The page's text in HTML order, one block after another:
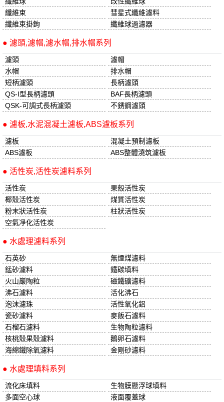
纖維束
彗星式纖維濾料
纖維束掛鉤
纖維球過濾器
● 濾頭,濾帽,濾水帽,排水帽系列
濾頭
濾帽
水帽
排水帽
短柄濾頭
長柄濾頭
QS-I型長柄濾頭
BAF長柄濾頭
QSK-可調式長柄濾頭
不銹鋼濾頭
● 濾板,水泥混凝土濾板,ABS濾板系列
濾板
混凝土預制濾板
ABS濾板
ABS整體澆筑濾板
● 活性炭,活性炭濾料系列
活性炭
果殼活性炭
椰殼活性炭
煤質活性炭
粉末狀活性炭
柱狀活性炭
空氣凈化活性炭
● 水處理濾料系列
石英砂
無煙煤濾料
錳砂濾料
鐵碳填料
火山巖陶粒
磁鐵礦濾料
沸石濾料
活化沸石
泡沫濾珠
活性氧化鋁
瓷砂濾料
麥飯石濾料
石榴石濾料
生物陶粒濾料
核桃殼果殼濾料
鵝卵石濾料
海綿鐵除氧濾料
金剛砂濾料
● 水處理填料系列
流化床填料
生物膜懸浮球填料
多面空心球
液面覆蓋球